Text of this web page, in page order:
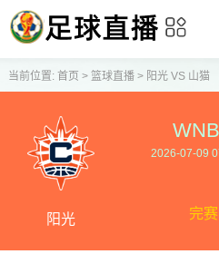
当前位置: 首页 > 篮球直播> 阳光 VS 山猫
阳光
2026-07-09
完赛